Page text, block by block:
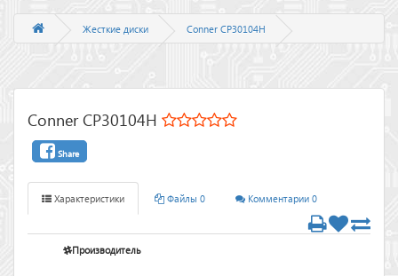
Жесткие диски Conner CP30104H
Conner CP30104H
Share
Характеристики Файлы 0 Комментарии 0
Производитель